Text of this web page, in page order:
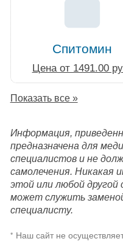
Спитомин
Цена от 1491.00
Показать все »
Информация,
предназначена для
специалистов и не
самолечения. Никакая
этой или любой
может служить
специалисту.
* Наш сайт не